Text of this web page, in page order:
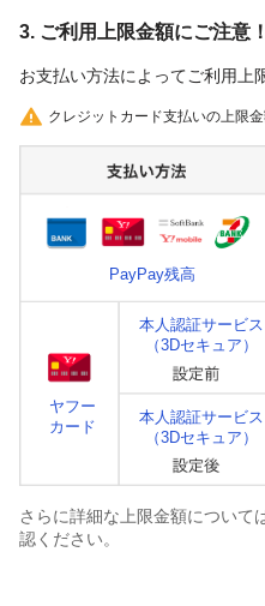
3. ご利用上限金額にご注意！
お支払い方法によってご利用上
クレジットカード支払いの上限金
PayPay残高
ヤフー
カード
本人認証サービス
（3Dセキュア）
本人認証サービス
（3Dセキュア）
さらに詳細な上限金額について
認ください。